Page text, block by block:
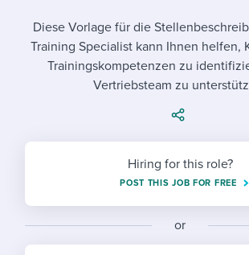
Mobilizing AI in my
Evaluating
Working together
Maintaining hiring
Developing &
Ensuring
Finding and
Job description
Policy templates
Onboarding
Step-by-step
Free ebooks &
I WANT TO LEARN ABOUT...
Pay & benefits
Career
Modern working life
Attend
Workable
Explore
Start
Diese Vorlage für die
Training Specialist kann Ihnen helfen,
Trainingskompetenzen zu
Vertriebsteam zu
Hiring for this role?
POST THIS JOB FOR FREE
or